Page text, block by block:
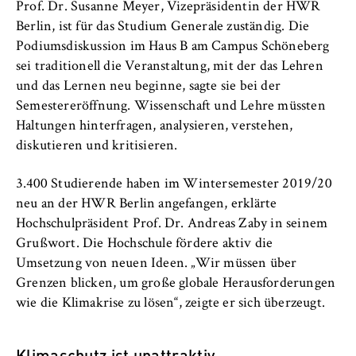
Prof. Dr. Susanne Meyer, Vizepräsidentin der HWR
Berlin, ist für das Studium Generale zuständig. Die
Podiumsdiskussion im Haus B am Campus Schöneberg
sei traditionell die Veranstaltung, mit der das Lehren
und das Lernen neu beginne, sagte sie bei der
Semestereröffnung. Wissenschaft und Lehre müssten
Haltungen hinterfragen, analysieren, verstehen,
diskutieren und kritisieren.
3.400 Studierende haben im Wintersemester 2019/20
neu an der HWR Berlin angefangen, erklärte
Hochschulpräsident Prof. Dr. Andreas Zaby in seinem
Grußwort. Die Hochschule fördere aktiv die
Umsetzung von neuen Ideen. „Wir müssen über
Grenzen blicken, um große globale Herausforderungen
wie die Klimakrise zu lösen“, zeigte er sich überzeugt.
VISITOR_INFO1_LIVE, YSC, yt-remote-
connected-devices
Anbieter:
Google Ireland Limited
Zweck:
Erlaubt das Anzeigen und Abspielen von
eingebetteten YouTube-Videos, wobei Daten
werden.
Cookie Laufzeit:
bis zu 2 Jahre
STATISTIK